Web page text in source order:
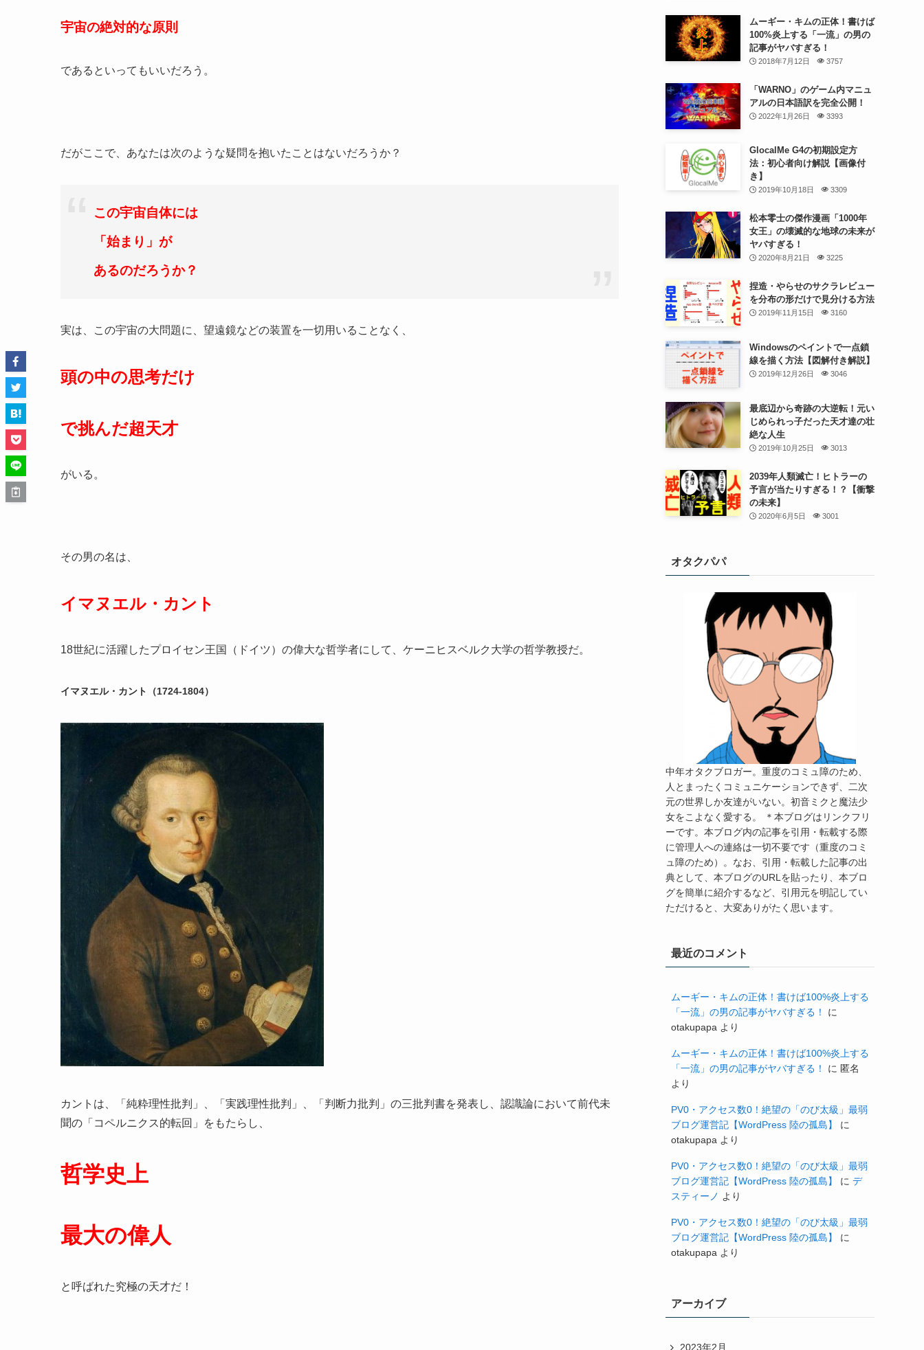
宇宙の絶対的な原則
であるといってもいいだろう。
だがここで、あなたは次のような疑問を抱いたことはないだろうか？
この宇宙自体には
「始まり」が
あるのだろうか？
実は、この宇宙の大問題に、望遠鏡などの装置を一切用いることなく、
頭の中の思考だけ
で挑んだ超天才
がいる。
その男の名は、
イマヌエル・カント
18世紀に活躍したプロイセン王国（ドイツ）の偉大な哲学者にして、ケーニヒスベルク大学の哲学教授だ。
イマヌエル・カント（1724-1804）
カントは、「純粋理性批判」、「実践理性批判」、「判断力批判」の三批判書を発表し、認識論において前代未
聞の「コペルニクス的転回」をもたらし、
哲学史上
最大の偉人
と呼ばれた究極の天才だ！
ムーギー・キムの正体！書けば
100%炎上する「一流」の男の
記事がヤバすぎる！
2018年7月12日 3757
「WARNO」のゲーム内マニュ
アルの日本語訳を完全公開！
2022年1月26日 3393
GlocalMe G4の初期設定方
法：初心者向け解説【画像付
き】
2019年10月18日 3309
松本零士の傑作漫画「1000年
女王」の壊滅的な地球の未来が
ヤバすぎる！
2020年8月21日 3225
捏造・やらせのサクラレビュー
を分布の形だけで見分ける方法
2019年11月15日 3160
Windowsのペイントで一点鎖
線を描く方法【図解付き解説】
2019年12月26日 3046
最底辺から奇跡の大逆転！元い
じめられっ子だった天才達の壮
絶な人生
2019年10月25日 3013
2039年人類滅亡！ヒトラーの
予言が当たりすぎる！？【衝撃
の未来】
2020年6月5日 3001
オタクパパ
中年オタクブロガー。重度のコミュ障のため、
人とまったくコミュニケーションできず、二次
元の世界しか友達がいない。初音ミクと魔法少
女をこよなく愛する。 ＊本ブログはリンクフリ
ーです。本ブログ内の記事を引用・転載する際
に管理人への連絡は一切不要です（重度のコミ
ュ障のため）。なお、引用・転載した記事の出
典として、本ブログのURLを貼ったり、本ブロ
グを簡単に紹介するなど、引用元を明記してい
ただけると、大変ありがたく思います。
最近のコメント
ムーギー・キムの正体！書けば100%炎上する
「一流」の男の記事がヤバすぎる！
に
otakupapa より
ムーギー・キムの正体！書けば100%炎上する
「一流」の男の記事がヤバすぎる！
に 匿名
より
PV0・アクセス数0！絶望の「のび太級」最弱
ブログ運営記【WordPress 陸の孤島】
に
otakupapa より
PV0・アクセス数0！絶望の「のび太級」最弱
ブログ運営記【WordPress 陸の孤島】
に デ
スティーノ より
PV0・アクセス数0！絶望の「のび太級」最弱
ブログ運営記【WordPress 陸の孤島】
に
otakupapa より
アーカイブ
2023年2月